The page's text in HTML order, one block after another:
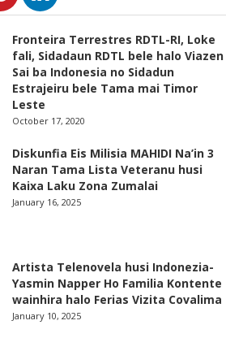
Fronteira Terrestres RDTL-RI, Loke
fali, Sidadaun RDTL bele halo Viazen
Sai ba Indonesia no Sidadun
Estrajeiru bele Tama mai Timor
Leste
October 17, 2020
Diskunfia Eis Milisia MAHIDI Na’in 3
Naran Tama Lista Veteranu husi
Kaixa Laku Zona Zumalai
January 16, 2025
Artista Telenovela husi Indonezia-
Yasmin Napper Ho Familia Kontente
wainhira halo Ferias Vizita Covalima
January 10, 2025